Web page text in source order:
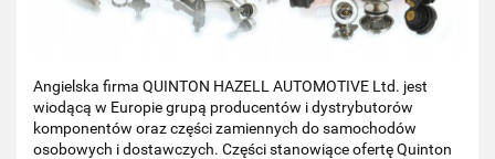
Angielska firma QUINTON HAZELL AUTOMOTIVE Ltd. jest
wiodącą w Europie grupą producentów i dystrybutorów
komponentów oraz części zamiennych do samochodów
osobowych i dostawczych. Części stanowiące ofertę Quinton